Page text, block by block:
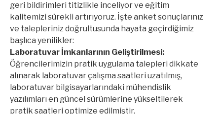
geri bildirimleri titizlikle inceliyor ve eğitim
kalitemizi sürekli artırıyoruz. İşte anket sonuçlarınız
ve talepleriniz doğrultusunda hayata geçirdiğimiz
başlıca yenilikler:
Laboratuvar İmkanlarının Geliştirilmesi:
Öğrencilerimizin pratik uygulama talepleri dikkate
alınarak laboratuvar çalışma saatleri uzatılmış,
laboratuvar bilgisayarlarındaki mühendislik
yazılımları en güncel sürümlerine yükseltilerek
pratik saatleri optimize edilmiştir.